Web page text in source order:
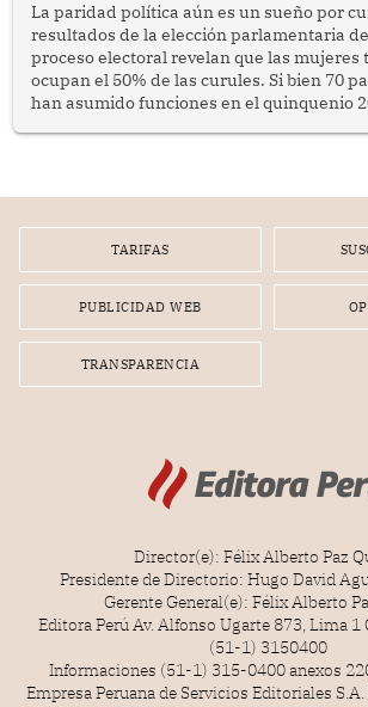
La paridad política aún es un sueño por
resultados de la elección parlamentaria
proceso electoral revelan que las mujeres
ocupan el 50% de las curules. Si bien 70
han asumido funciones en el quinquenio
TARIFAS
PUBLICIDAD WEB
TRANSPARENCIA
Director(e): Félix Alberto Paz
Presidente de Directorio: Hugo David
Gerente General(e): Félix Alberto
Editora Perú Av. Alfonso Ugarte 873, Lima 1
(51-1) 3150400
Informaciones (51-1) 315-0400 anexos
Empresa Peruana de Servicios Editoriales